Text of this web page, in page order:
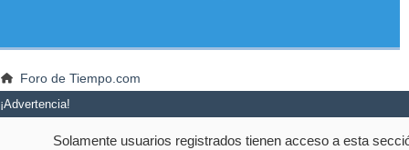
Foro de Tiempo.com
¡Advertencia!
Solamente usuarios registrados tienen acceso a esta